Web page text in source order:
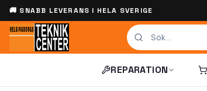
🚚 SNABB LEVERANS I HELA SVERIGE
REPARATION